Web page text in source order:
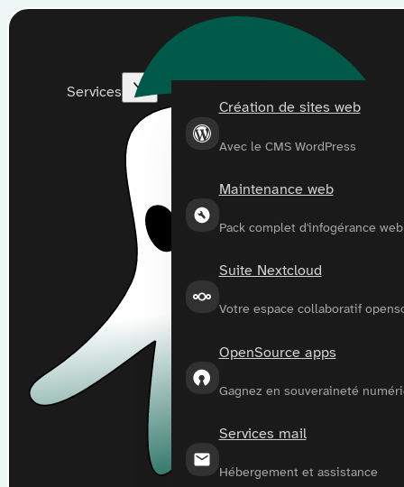
Services
Création de sites web
Avec le CMS WordPress
Maintenance web
Pack complet d'infogérance web
Suite Nextcloud
Votre espace collaboratif
OpenSource apps
Gagnez en souveraineté
Services mail
Hébergement et assistance